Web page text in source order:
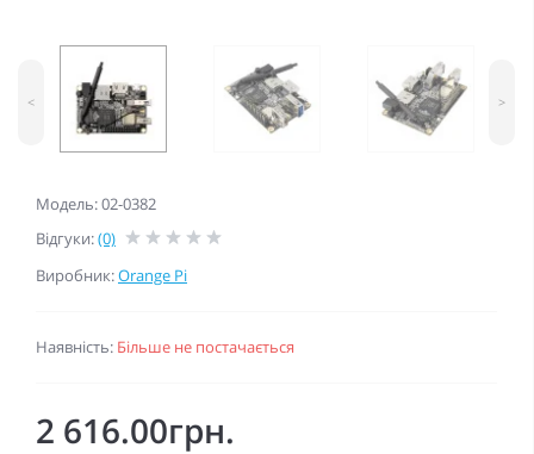
Модель: 02-0382
Відгуки:(0)
Виробник:Orange Pi
< >
Наявність: Більше не постачається
2 616.00грн.